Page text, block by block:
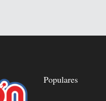
Populares